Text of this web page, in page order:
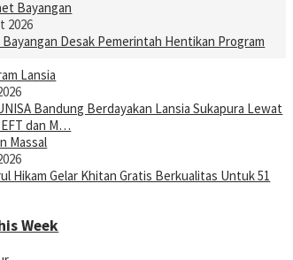
2026
Desak Pemerintah Hentikan Program
Bandung Berdayakan Lansia Sukapura Lewat
dan M…
Hikam Gelar Khitan Gratis Berkualitas Untuk 51
Week